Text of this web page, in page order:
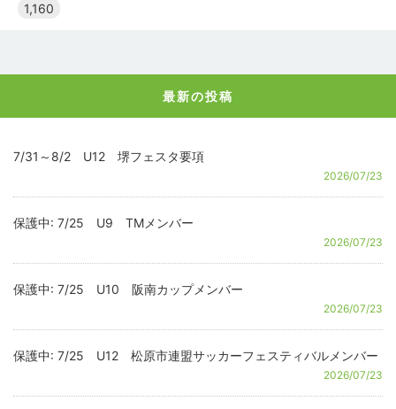
1,160
最新の投稿
7/31～8/2 U12 堺フェスタ要項
2026/07/23
保護中: 7/25 U9 TMメンバー
2026/07/23
保護中: 7/25 U10 阪南カップメンバー
2026/07/23
保護中: 7/25 U12 松原市連盟サッカーフェスティバルメンバー
2026/07/23